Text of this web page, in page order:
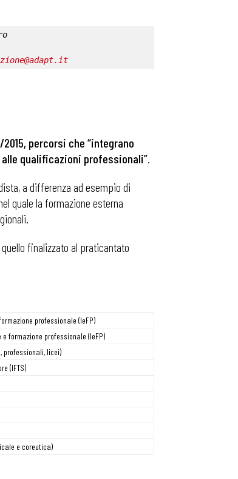
percorsi che “integrano
qualificazioni professionali”.
a differenza ad esempio di
quale la formazione esterna
finalizzato al praticantato
professionale (IeFP)
formazione professionale (IeFP)
professionali, licei)
(IFTS)
e coreutica)